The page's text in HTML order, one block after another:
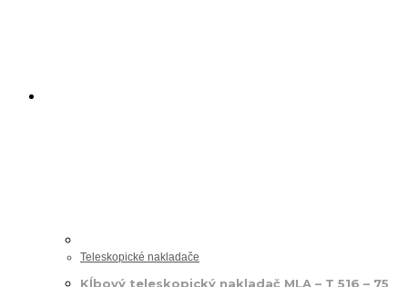
Teleskopické nakladače
Kĺbový teleskopický nakladač MLA – T 516 – 75